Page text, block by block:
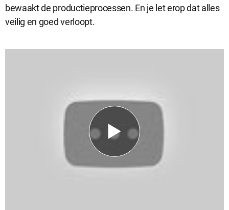
Analytische cookies geven ons inzicht in hoe de website wordt
Marketing cookies
Marketing cookies worden gebruikt om relevante advertenties te
kunnen tonen op advertentieplatformen zoals Facebook en
Google. De cookies delen individuele gegevens over jouw
surfgedrag op onze website.
bewaakt de productieprocessen. En je let erop dat alles
veilig en goed verloopt.